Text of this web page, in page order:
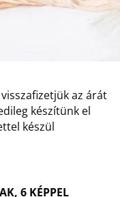
az árát
készítünk el
készül
6 KÉPPEL